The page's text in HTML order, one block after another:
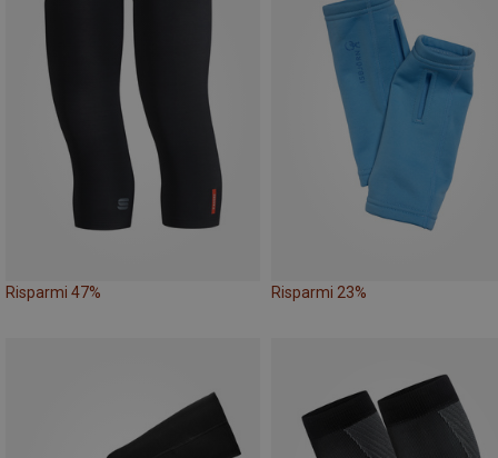
Risparmi 47% Risparmi 23%